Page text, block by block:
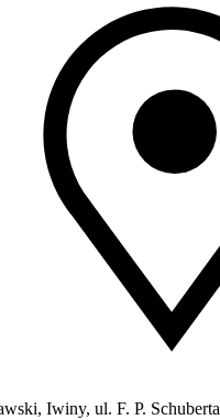
Iwiny, ul. F. P. Schuberta